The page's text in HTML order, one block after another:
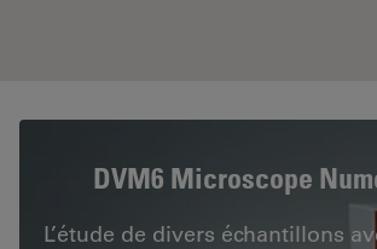
DVM6 Microscope
L’étude de divers échantillons